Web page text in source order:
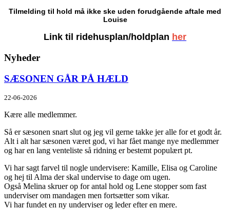
Tilmelding til hold må ikke ske uden forudgående aftale med
Louise
Link til ridehusplan/holdplan her
Nyheder
SÆSONEN GÅR PÅ HÆLD
22-06-2026
Kære alle medlemmer.
Så er sæsonen snart slut og jeg vil gerne takke jer alle for et godt år.
Alt i alt har sæsonen været god, vi har fået mange nye medlemmer
og har en lang venteliste så ridning er bestemt populært pt.
Vi har sagt farvel til nogle undervisere: Kamille, Elisa og Caroline
og hej til Alma der skal undervise to dage om ugen.
Også Melina skruer op for antal hold og Lene stopper som fast
underviser om mandagen men fortsætter som vikar.
Vi har fundet en ny underviser og leder efter en mere.